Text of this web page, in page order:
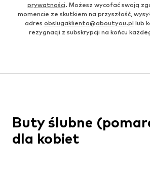
prywatności. Możesz wycofać swoją
momencie ze skutkiem na przyszłość,
adres obslugaklienta@aboutyou.pl lub
rezygnacji z subskrypcji na końcu
Buty ślubne
dla kobiet